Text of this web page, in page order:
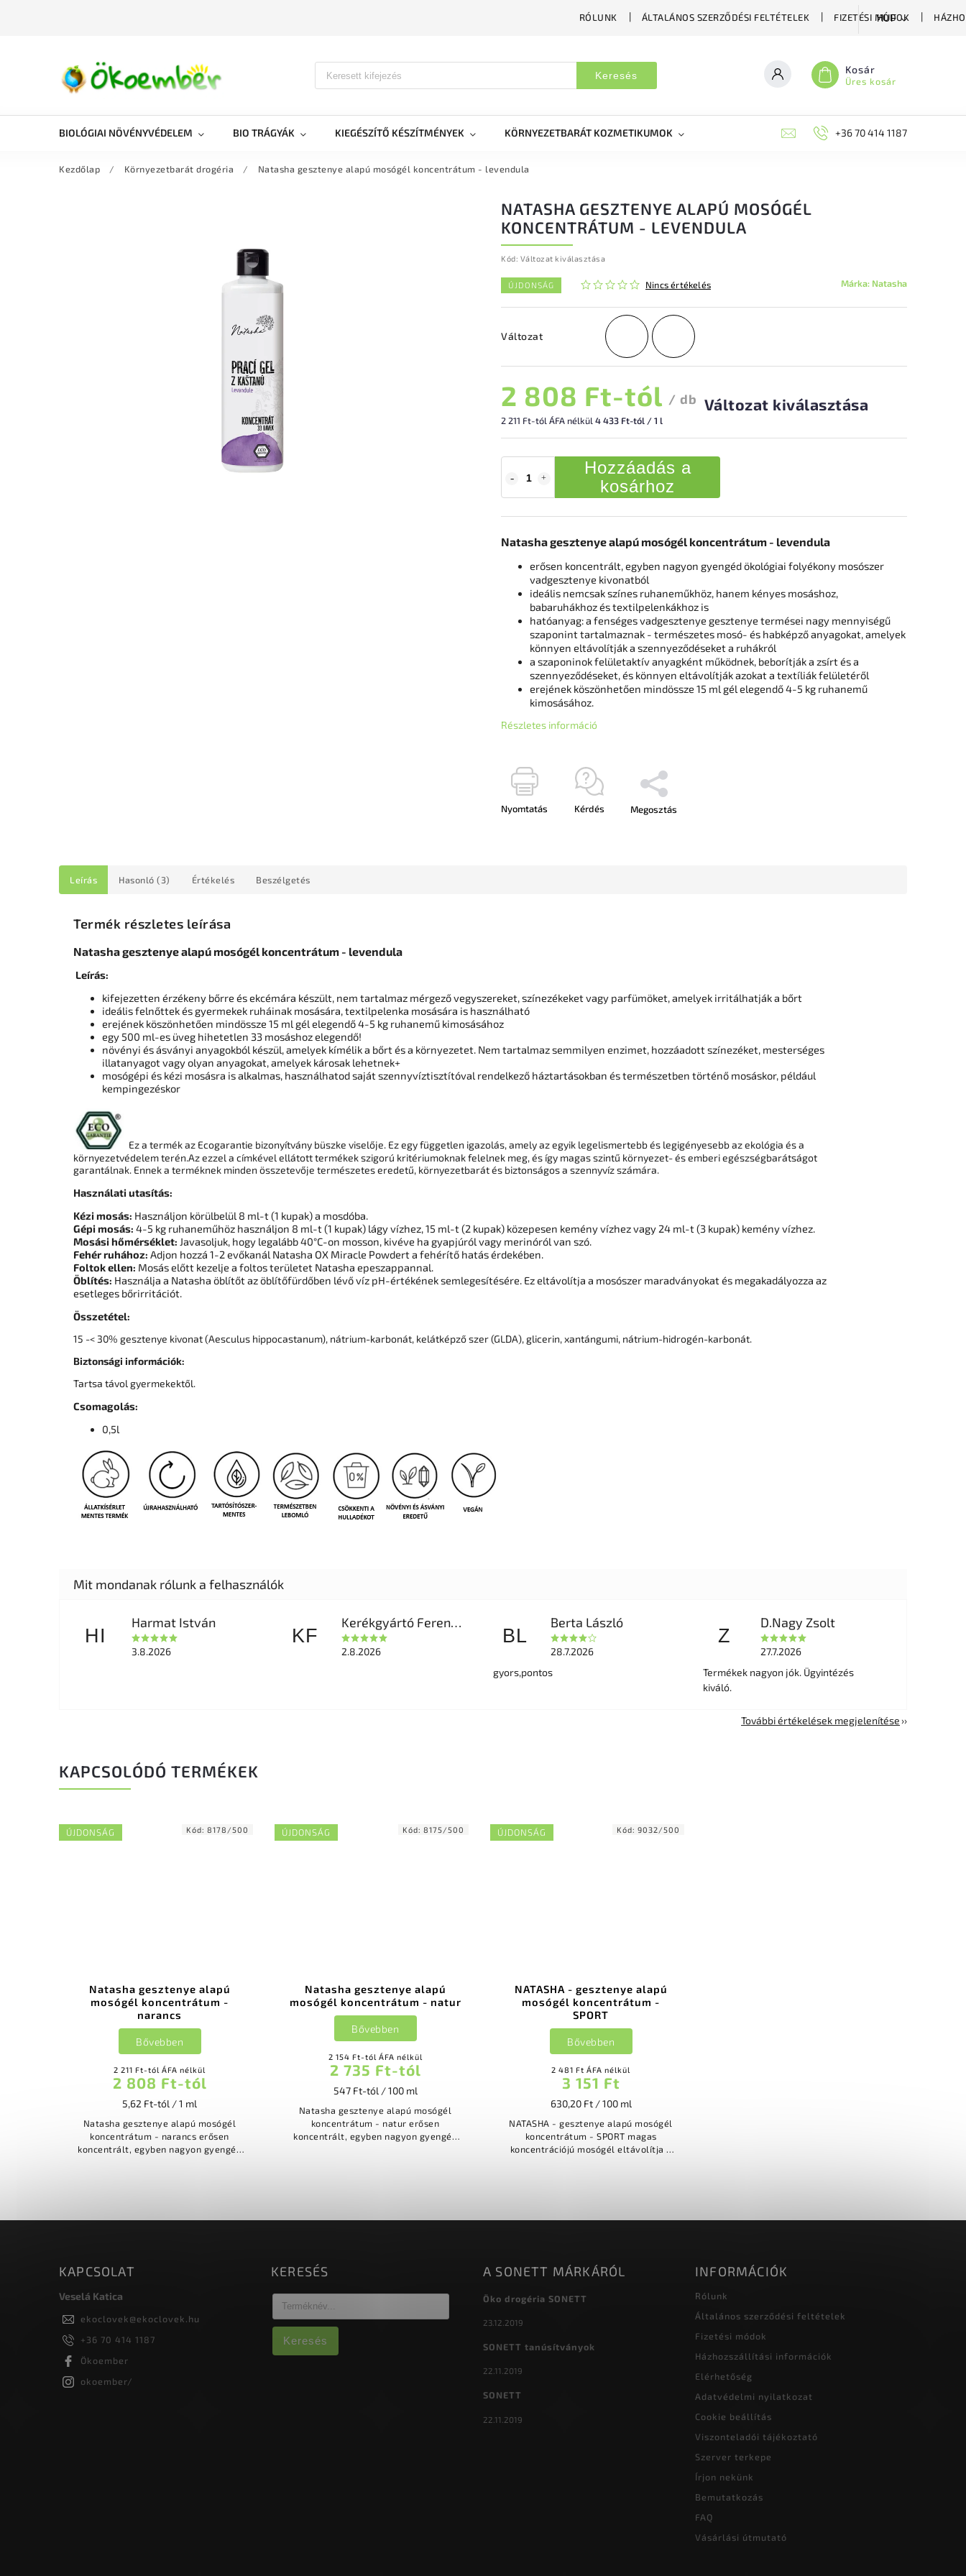
RÓLUNK ÁLTALÁNOS SZERZŐDÉSI FELTÉTELEK FIZETÉSI MÓDOK
HUF
Keresés Kosár
Üres kosár
BIOLÓGIAI NÖVÉNYVÉDELEM BIO TRÁGYÁK KIEGÉSZÍTŐ KÉSZÍTMÉNYEK KÖRNYEZETBARÁT KOZMETIKUMOK BLOG MÉHÉSZETI
+36 70 414 1187
Kezdőlap / Környezetbarát drogéria / Natasha gesztenye alapú mosógél koncentrátum - levendula
NATASHA GESZTENYE ALAPÚ MOSÓGÉL
KONCENTRÁTUM - LEVENDULA
Kód: Változat kiválasztása
ÚJDONSÁG Nincs értékelés Márka: Natasha
Változat
2 808 Ft-tól / db
2 211 Ft-tól ÁFA nélkül 4 433 Ft-tól / 1 l
Változat kiválasztása
Hozzáadás a
kosárhoz
Natasha gesztenye alapú mosógél koncentrátum - levendula
erősen koncentrált, egyben nagyon gyengéd ökológiai folyékony mosószer
vadgesztenye kivonatból
ideális nemcsak színes ruhaneműkhöz, hanem kényes mosáshoz,
babaruhákhoz és textilpelenkákhoz is
hatóanyag: a fenséges vadgesztenye gesztenye termései nagy mennyiségű
szaponint tartalmaznak - természetes mosó- és habképző anyagokat, amelyek
könnyen eltávolítják a szennyeződéseket a ruhákról
a szaponinok felületaktív anyagként működnek, beborítják a zsírt és a
szennyeződéseket, és könnyen eltávolítják azokat a textíliák felületéről
erejének köszönhetően mindössze 15 ml gél elegendő 4-5 kg ​​ruhanemű
kimosásához.
Részletes információ
Nyomtatás Kérdés Megosztás
Leírás Hasonló (3) Értékelés Beszélgetés
Termék részletes leírása
Natasha gesztenye alapú mosógél koncentrátum - levendula
Leírás:
kifejezetten érzékeny bőrre és ekcémára készült, nem tartalmaz mérgező vegyszereket, színezékeket vagy parfümöket, amelyek irritálhatják a bőrt
ideális felnőttek és gyermekek ruháinak mosására, textilpelenka mosására is használható
erejének köszönhetően mindössze 15 ml gél elegendő 4-5 kg ​​ruhanemű kimosásához
egy 500 ml-es üveg hihetetlen 33 mosáshoz elegendő!
növényi és ásványi anyagokból készül, amelyek kímélik a bőrt és a környezetet. Nem tartalmaz semmilyen enzimet, hozzáadott színezéket, mesterséges
illatanyagot vagy olyan anyagokat, amelyek károsak lehetnek+
mosógépi és kézi mosásra is alkalmas, használhatod saját szennyvíztisztítóval rendelkező háztartásokban és természetben történő mosáskor, például
kempingezéskor
Ez a termék az Ecogarantie bizonyítvány büszke viselője. Ez egy független igazolás, amely az egyik legelismertebb és legigényesebb az ekológia és a
környezetvédelem terén.Az ezzel a címkével ellátott termékek szigorú kritériumoknak felelnek meg, és így magas szintű környezet- és emberi egészségbarátságot
garantálnak. Ennek a terméknek minden összetevője természetes eredetű, környezetbarát és biztonságos a szennyvíz számára.
Használati utasítás:
Kézi mosás: Használjon körülbelül 8 ml-t (1 kupak) a mosdóba.
Gépi mosás: 4-5 kg ​​ruhaneműhöz használjon 8 ml-t (1 kupak) lágy vízhez, 15 ml-t (2 kupak) közepesen kemény vízhez vagy 24 ml-t (3 kupak) kemény vízhez.
Mosási hőmérséklet: Javasoljuk, hogy legalább 40°C-on mosson, kivéve ha gyapjúról vagy merinóról van szó.
Fehér ruhához: Adjon hozzá 1-2 evőkanál Natasha OX Miracle Powdert a fehérítő hatás érdekében.
Foltok ellen: Mosás előtt kezelje a foltos területet Natasha epeszappannal.
Öblítés: Használja a Natasha öblítőt az öblítőfürdőben lévő víz pH-értékének semlegesítésére. Ez eltávolítja a mosószer maradványokat és megakadályozza az
esetleges bőrirritációt.
Összetétel:
15 -< 30% gesztenye kivonat (Aesculus hippocastanum), nátrium-karbonát, kelátképző szer (GLDA), glicerin, xantángumi, nátrium-hidrogén-karbonát.
Biztonsági információk:
Tartsa távol gyermekektől.
Csomagolás:
0,5l
HI
Harmat István
3.8.2026
KF
Kerékgyártó Ferencné
2.8.2026
BL
Berta László
28.7.2026
gyors,pontos
Z
D.Nagy Zsolt
27.7.2026
Termékek nagyon jók. Ügyintézés
kiváló.
További értékelések megjelenítése
KAPCSOLÓDÓ TERMÉKEK
ÚJDONSÁG
Natasha gesztenye alapú
mosógél koncentrátum -
narancs
2 211 Ft-tól ÁFA nélkül
2 808 Ft-tól
5,62 Ft-tól / 1 ml
Bővebben
Natasha gesztenye alapú mosógél
koncentrátum - narancs erősen
koncentrált, egyben nagyon gyengéd
Kód: 8178/500 ÚJDONSÁG
Natasha gesztenye alapú
mosógél koncentrátum - natur
2 154 Ft-tól ÁFA nélkül
2 735 Ft-tól
547 Ft-tól / 100 ml
Bővebben
Natasha gesztenye alapú mosógél
koncentrátum - natur erősen
koncentrált, egyben nagyon gyengéd
Kód: 8175/500 ÚJDONSÁG
NATASHA - gesztenye alapú
mosógél koncentrátum -
SPORT
2 481 Ft ÁFA nélkül
3 151 Ft
630,20 Ft / 100 ml
Bővebben
NATASHA - gesztenye alapú mosógél
koncentrátum - SPORT magas
koncentrációjú mosógél eltávolítja a
Kód: 9032/500
KAPCSOLAT
Veselá Katica
ekoclovek@ekoclovek.hu
+36 70 414 1187
Ökoember
okoember/
KERESÉS
Keresés
A SONETT MÁRKÁRÓL
Öko drogéria SONETT
23.12.2019
SONETT tanúsítványok
22.11.2019
SONETT
22.11.2019
INFORMÁCIÓK
Rólunk
Általános szerződési feltételek
Fizetési módok
Házhozszállítási információk
Elérhetőség
Adatvédelmi nyilatkozat
Cookie beállítás
Viszonteladói tájékoztató
Szerver terkepe
Írjon nekünk
Bemutatkozás
FAQ
Vásárlási útmutató